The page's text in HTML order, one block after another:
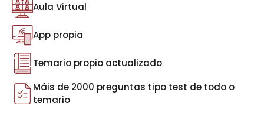
Aula Virtual
App propia
Temario propio actualizado
Máis de 2000 preguntas tipo test de todo o
temario